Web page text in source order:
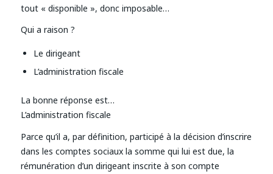
tout « disponible », donc imposable…
Qui a raison ?
Le dirigeant
L’administration fiscale
La bonne réponse est…
L’administration fiscale
Parce qu’il a, par définition, participé à la décision d’inscrire
dans les comptes sociaux la somme qui lui est due, la
rémunération d’un dirigeant inscrite à son compte